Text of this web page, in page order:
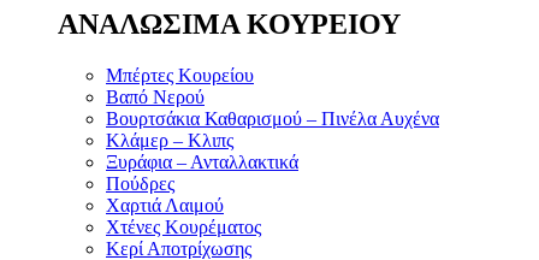
ΑΝΑΛΩΣΙΜΑ ΚΟΥΡΕΙΟΥ
Μπέρτες Κουρείου
Βαπό Νερού
Βουρτσάκια Καθαρισμού – Πινέλα Αυχένα
Κλάμερ – Κλιπς
Ξυράφια – Ανταλλακτικά
Πούδρες
Χαρτιά Λαιμού
Χτένες Κουρέματος
Κερί Αποτρίχωσης